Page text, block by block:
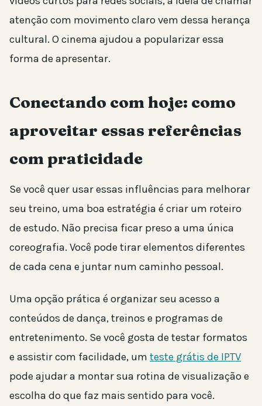
atenção com movimento claro vem dessa herança
cultural. O cinema ajudou a popularizar essa
forma de apresentar.
Conectando com hoje: como
aproveitar essas referências
com praticidade
Se você quer usar essas influências para melhorar
seu treino, uma boa estratégia é criar um roteiro
de estudo. Não precisa ficar preso a uma única
coreografia. Você pode tirar elementos diferentes
de cada cena e juntar num caminho pessoal.
Uma opção prática é organizar seu acesso a
conteúdos de dança, treinos e programas de
entretenimento. Se você gosta de testar formatos
e assistir com facilidade, um teste grátis de IPTV
pode ajudar a montar sua rotina de visualização e
escolha do que faz mais sentido para você.